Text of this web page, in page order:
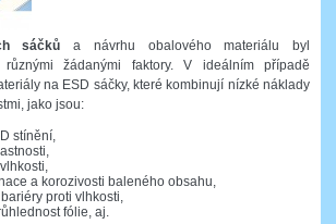
sáčků a návrhu obalového materiálu byl
různými žádanými faktory. V ideálním případě
na ESD sáčky, které kombinují nízké náklady
jako jsou:
stínění,
a korozivosti baleného obsahu,
proti vlhkosti,
fólie, aj.